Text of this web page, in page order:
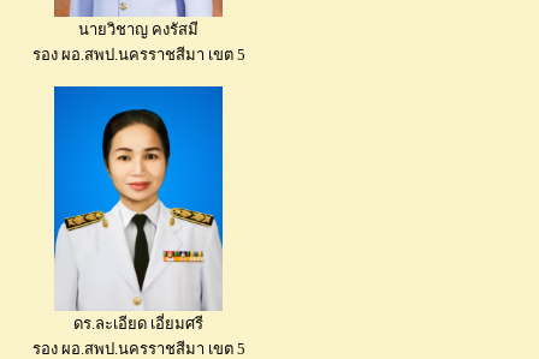
นายวิชาญ คงรัสมี
รอง ผอ.สพป.นครราชสีมา เขต 5
ดร.ละเอียด เอี่ยมศรี
รอง ผอ.สพป.นครราชสีมา เขต 5